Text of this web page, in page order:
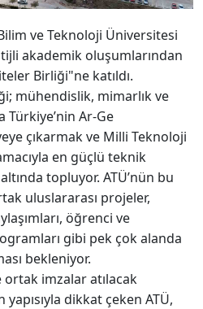
ve Teknoloji Üniversitesi
akademik oluşumlarından
Birliği"ne katıldı.
mühendislik, mimarlık ve
Ar-Ge
çıkarmak ve Milli Teknoloji
en güçlü teknik
topluyor. ATÜ’nün bu
uluslararası projeler,
öğrenci ve
gibi pek çok alanda
bekleniyor.
imzalar atılacak
dikkat çeken ATÜ,